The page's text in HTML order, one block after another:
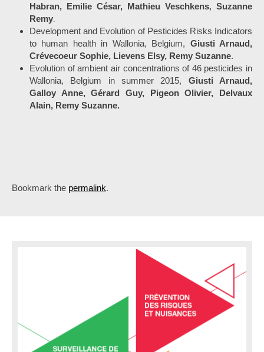
Habran, Emilie César, Mathieu Veschkens, Suzanne
Remy
Development and Evolution of Pesticides Risks Indicators
to human health in Wallonia, Belgium, Giusti Arnaud,
Crévecoeur Sophie, Lievens Elsy, Remy Suzanne.
Evolution of ambient air concentrations of 46 pesticides in
Wallonia, Belgium in summer 2015, Giusti Arnaud,
Galloy Anne, Gérard Guy, Pigeon Olivier, Delvaux
Alain, Remy Suzanne.
Bookmark the permalink.
a